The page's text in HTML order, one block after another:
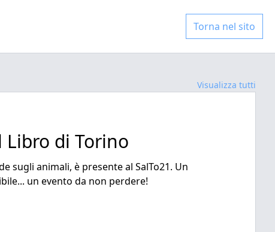
Torna nel sito
Visualizza tutti
Libro di Torino
sugli animali, è presente al SalTo21. Un
un evento da non perdere!